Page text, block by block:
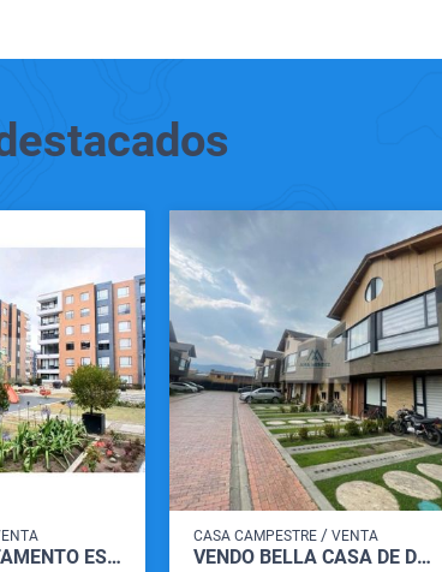
VENDO APARTAMENTO ESQUINERO EN MILLA DE ORO CAJICA
CASA CAMPESTRE /VENTA
VENDO BELLA CASA DE DOS NIVELES EN CAJICA